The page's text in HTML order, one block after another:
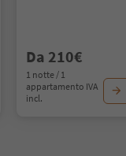
Da 210€
1 notte / 1
appartamento IVA
incl.